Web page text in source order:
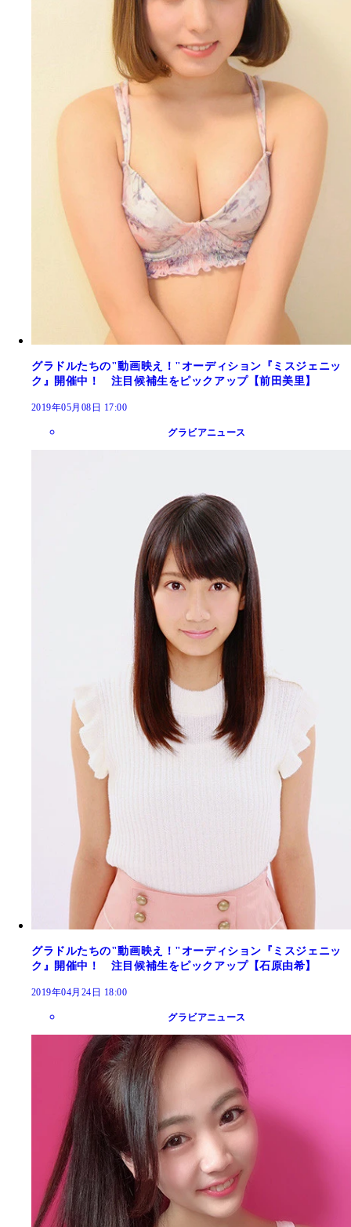
グラドルたちの"動画映え！"オーディション『ミスジェニッ
ク』開催中！ 注目候補生をピックアップ【前田美里】
2019年05月08日 17:00
グラビアニュース
グラドルたちの"動画映え！"オーディション『ミスジェニッ
ク』開催中！ 注目候補生をピックアップ【石原由希】
2019年04月24日 18:00
グラビアニュース